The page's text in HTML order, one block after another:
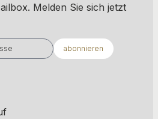
​​​​​​Melden Sie sich jetzt
abonnieren